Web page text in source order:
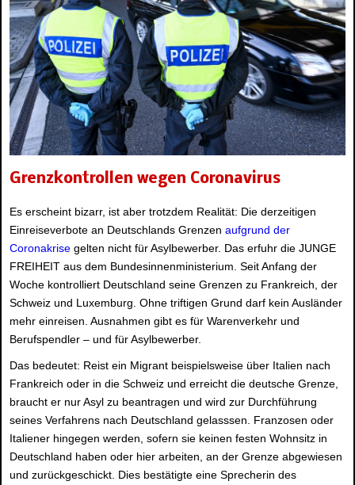
Grenzkontrollen wegen Coronavirus
Es erscheint bizarr, ist aber trotzdem Realität: Die derzeitigen
Einreiseverbote an Deutschlands Grenzen aufgrund der
Coronakrise gelten nicht für Asylbewerber. Das erfuhr die JUNGE
FREIHEIT aus dem Bundesinnenministerium. Seit Anfang der
Woche kontrolliert Deutschland seine Grenzen zu Frankreich, der
Schweiz und Luxemburg. Ohne triftigen Grund darf kein Ausländer
mehr einreisen. Ausnahmen gibt es für Warenverkehr und
Berufspendler – und für Asylbewerber.
Das bedeutet: Reist ein Migrant beispielsweise über Italien nach
Frankreich oder in die Schweiz und erreicht die deutsche Grenze,
braucht er nur Asyl zu beantragen und wird zur Durchführung
seines Verfahrens nach Deutschland gelasssen. Franzosen oder
Italiener hingegen werden, sofern sie keinen festen Wohnsitz in
Deutschland haben oder hier arbeiten, an der Grenze abgewiesen
und zurückgeschickt. Dies bestätigte eine Sprecherin des